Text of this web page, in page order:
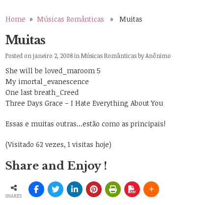
Home » Músicas Românticas » Muitas
Muitas
Posted on janeiro 2, 2008 inMúsicas RomânticasbyAnônimo
She will be loved_maroom 5
My imortal_evanescence
One last breath_Creed
Three Days Grace – I Hate Everything About You
Essas e muitas outras…estão como as principais!
(Visitado 62 vezes, 1 visitas hoje)
Share and Enjoy !
SHARES